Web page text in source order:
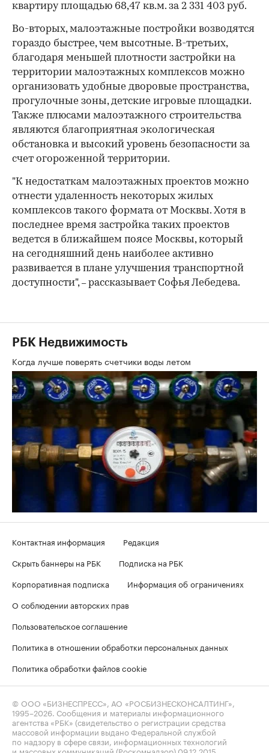
квартиру площадью 68,47 кв.м. за 2 331 403 руб.
Во-вторых, малоэтажные постройки возводятся
гораздо быстрее, чем высотные. В-третьих,
благодаря меньшей плотности застройки на
территории малоэтажных комплексов можно
организовать удобные дворовые пространства,
прогулочные зоны, детские игровые площадки.
Также плюсами малоэтажного строительства
являются благоприятная экологическая
обстановка и высокий уровень безопасности за
счет огороженной территории.
"К недостаткам малоэтажных проектов можно
отнести удаленность некоторых жилых
комплексов такого формата от Москвы. Хотя в
последнее время застройка таких проектов
ведется в ближайшем поясе Москвы, который
на сегодняшний день наиболее активно
развивается в плане улучшения транспортной
доступности", –рассказывает Софья Лебедева.
РБК Недвижимость
Когда лучше поверять счетчики воды летом
Контактная информация
Редакция
Скрыть баннеры на РБК
Подписка на РБК
Корпоративная подписка
Информация об ограничениях
О соблюдении авторских прав
Пользовательское соглашение
Политика в отношении обработки персональных данных
Политика обработки файлов cookie
© ООО «БИЗНЕСПРЕСС», АО «РОСБИЗНЕСКОНСАЛТИНГ»,
1995–2026 . Сообщения и материалы информационного
агентства «РБК» (свидетельство о регистрации средства
массовой информации выдано Федеральной службой
по надзору в сфере связи, информационных технологий
и массовых коммуникаций (Роскомнадзор) 09.12.2015